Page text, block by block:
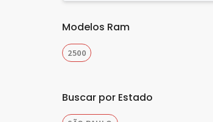
Modelos Ram
2500
Buscar por Estado